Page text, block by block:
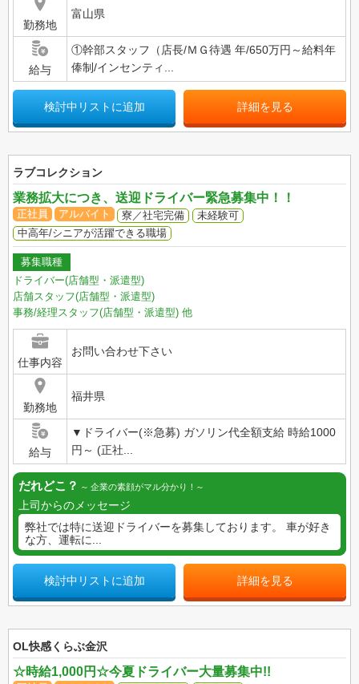
勤務地
富山県
給与
①幹部スタッフ（店長/ＭＧ待遇 年/650万円～給料年
俸制/インセンティ...
検討中リストに追加 詳細を見る
ラブコレクション
業務拡大につき、送迎ドライバー緊急募集中！！
正社員 アルバイト 寮／社宅完備
未経験可
中高年/シニアが活躍できる職場
募集職種
ドライバー(店舗型・派遣型)
店舗スタッフ(店舗型・派遣型)
事務/経理スタッフ(店舗型・派遣型) 他
仕事内容
お問い合わせ下さい
勤務地
福井県
給与
▼ドライバー(※急募) ガソリン代全額支給 時給1000
円～ (正社...
だれどこ？ 企業の素顔がマル分かり！
上司からのメッセージ
弊社では特に送迎ドライバーを募集しております。 車が好き
な方、運転に...
検討中リストに追加 詳細を見る
OL快感くらぶ金沢
☆時給1,000円☆今夏ドライバー大量募集中!!